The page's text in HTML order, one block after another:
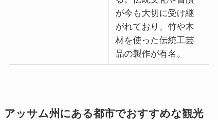
が今も大切に受け継
がれており、竹や木
材を使った伝統工芸
品の製作が有名。
アッサム州にある都市でおすすめな観光